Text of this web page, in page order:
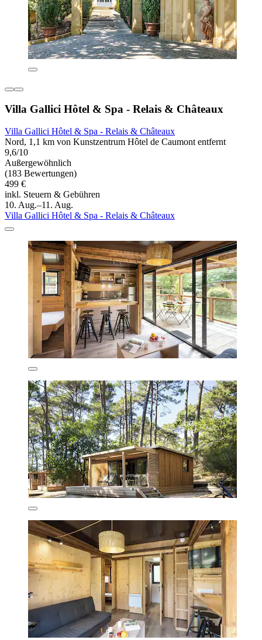
Villa Gallici Hôtel & Spa - Relais & Châteaux
Villa Gallici Hôtel & Spa - Relais & Châteaux
Nord, 1,1 km von Kunstzentrum Hôtel de Caumont entfernt
9,6/10
Außergewöhnlich
(183 Bewertungen)
499 €
inkl. Steuern & Gebühren
10. Aug.–11. Aug.
Villa Gallici Hôtel & Spa - Relais & Châteaux